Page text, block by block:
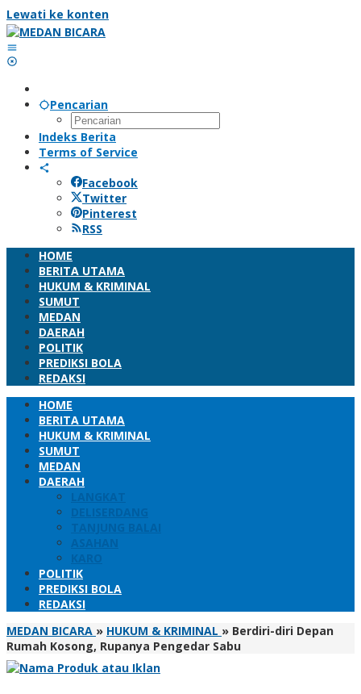
Lewati ke konten
Pencarian
Indeks Berita
Terms of Service
Facebook
Twitter
Pinterest
RSS
HOME
BERITA UTAMA
HUKUM & KRIMINAL
SUMUT
MEDAN
DAERAH
POLITIK
PREDIKSI BOLA
REDAKSI
HOME
BERITA UTAMA
HUKUM & KRIMINAL
SUMUT
MEDAN
DAERAH
LANGKAT
DELISERDANG
TANJUNG BALAI
ASAHAN
KARO
POLITIK
PREDIKSI BOLA
REDAKSI
MEDAN BICARA » HUKUM & KRIMINAL » Berdiri-diri Depan
Rumah Kosong, Rupanya Pengedar Sabu